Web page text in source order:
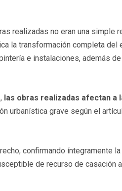
realizadas no eran una simple
la transformación completa del
e instalaciones, además de
las obras realizadas afectan a
urbanística grave según el
confirmando íntegramente
de recurso de casación